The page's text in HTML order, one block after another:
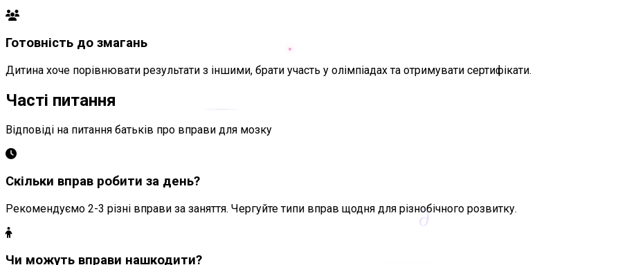
∂
Готовність до змагань
Дитина хоче порівнювати результати з іншими, брати участь у олімпіадах та отримувати сертифікати.
Часті питання
Відповіді на питання батьків про вправи для мозку
Скільки вправ робити за день?
Рекомендуємо 2-3 різні вправи за заняття. Чергуйте типи вправ щодня для різнобічного розвитку.
Чи можуть вправи нашкодити?